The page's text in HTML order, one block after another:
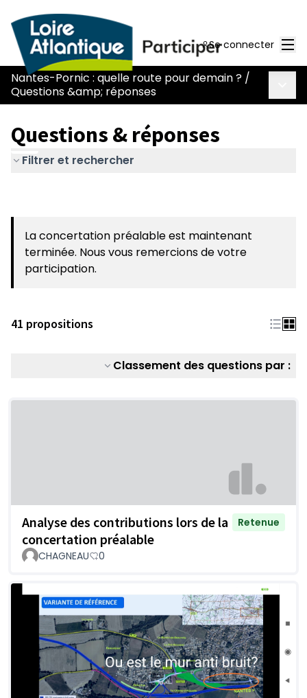
Se connecter
Nantes-Pornic : quelle route pour demain ? /
Questions &amp; réponses
Questions & réponses
Filtrer et rechercher
La concertation préalable est maintenant
terminée. Nous vous remercions de votre
participation.
41 propositions
Classement des questions par :
Analyse des contributions lors de la
concertation préalable
Retenue
CHAGNEAU 0